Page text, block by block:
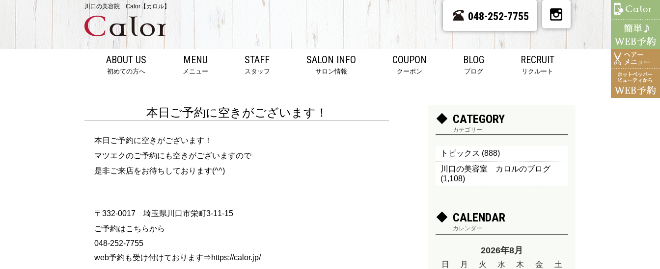
川口の美容院 Calor【カロル】
048-252-7755
ABOUT US
初めての方へ
MENU
メニュー
STAFF
スタッフ
SALON INFO
サロン情報
COUPON
クーポン
BLOG
ブログ
RECRUIT
リクルート
本日ご予約に空きがございます！
本日ご予約に空きがございます！
マツエクのご予約にも空きがございますので
是非ご来店をお待ちしております(^^)
〒332-0017 埼玉県川口市栄町3-11-15
ご予約はこちらから
048-252-7755
web予約も受け付けております⇒https://calor.jp/
CATEGORY
カテゴリー
トピックス (888)
川口の美容室 カロルのブログ
(1,108)
CALENDAR
カレンダー
2026年8月
日 月 火 水 木 金
土